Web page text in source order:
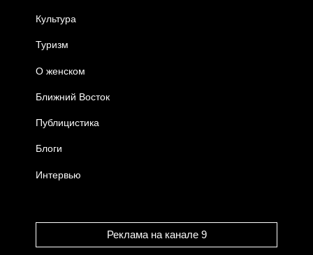
Культура
Туризм
О женском
Ближний Восток
Публицистика
Блоги
Интервью
Реклама на канале 9